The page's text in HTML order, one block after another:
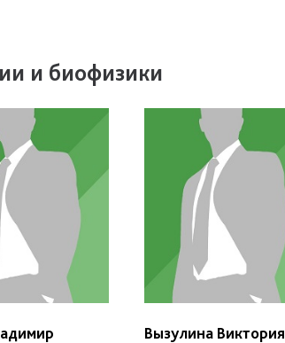
и биофизики
Вызулина Виктория